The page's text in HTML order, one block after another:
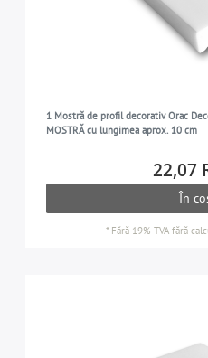
1 Mostră de profil decorativ Orac
MOSTRĂ cu lungimea aprox. 10 cm
22,07
În
* Fără 19% TVAfără